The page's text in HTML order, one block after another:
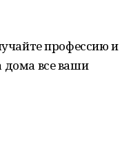
профессию и
дома все ваши